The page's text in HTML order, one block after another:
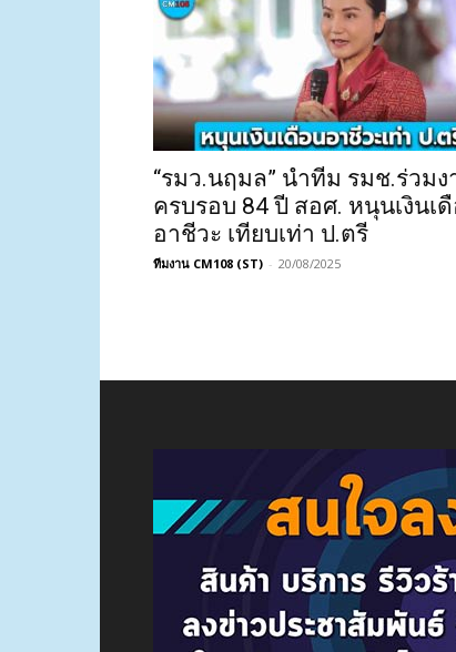
“รมว.นฤมล” นำทีม รมช.ร่วมง
ครบรอบ 84 ปี สอศ. หนุนเงินเ
อาชีวะ เทียบเท่า ป.ตรี
ทีมงาน CM108 (ST) - 20/08/2025